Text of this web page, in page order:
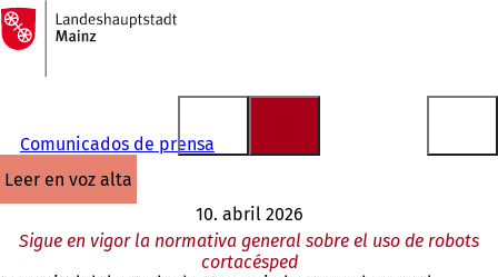
Saltar al contenido
A
la
página
Comunicados de prensa
leer en voz alta
10. abril 2026
Sigue en vigor la normativa general sobre el uso de robots
cortacésped